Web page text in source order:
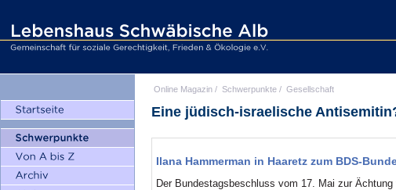
Online Magazin / Schwerpunkte / Gesellschaft
Eine jüdisch-israelische
Ilana Hammerman in Haaretz zum BDS-
Der Bundestagsbeschluss vom 17. Mai zur